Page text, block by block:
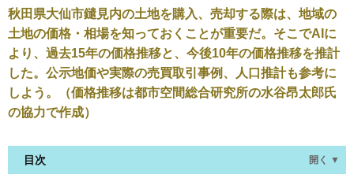
秋田県大仙市鑓見内の土地を購入、売却する際は、地域の
土地の価格・相場を知っておくことが重要だ。そこでAIに
より、過去15年の価格推移と、今後10年の価格推移を推計
した。公示地価や実際の売買取引事例、人口推計も参考に
しよう。（価格推移は都市空間総合研究所の水谷昂太郎氏
の協力で作成）
目次 開く ▼